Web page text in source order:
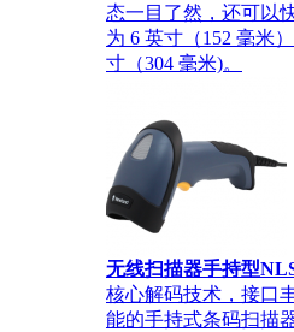
态一目了然，还可以
为 6 英寸（152 毫米
寸（304 毫米)。
无线扫描器手持型
核心解码技术，接口
能的手持式条码扫描